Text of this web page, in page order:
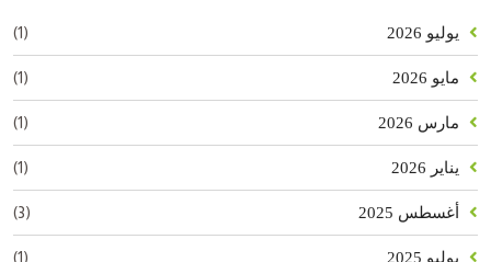
يوليو 2026 (1)
مايو 2026 (1)
مارس 2026 (1)
يناير 2026 (1)
أغسطس 2025 (3)
يوليو 2025 (1)